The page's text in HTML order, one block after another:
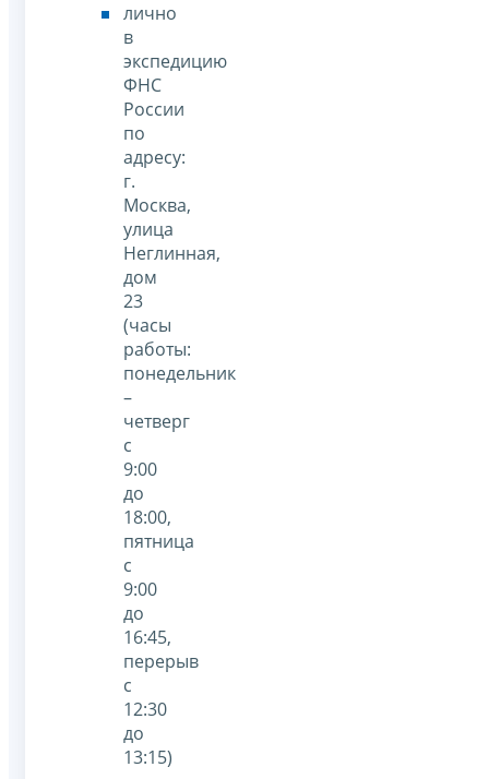
лично
в
экспедицию
ФНС
России
по
адресу:
г.
Москва,
улица
Неглинная,
дом
23
(часы
работы:
понедельник
–
четверг
с
9:00
до
18:00,
пятница
с
9:00
до
16:45,
перерыв
с
12:30
до
13:15)